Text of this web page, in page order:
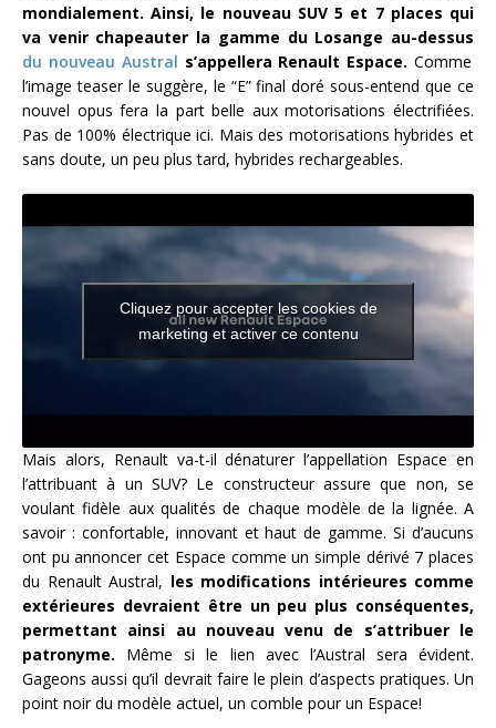
mondialement. Ainsi, le nouveau SUV 5 et 7 places qui
va venir chapeauter la gamme du Losange au-dessus
du nouveau Austral s’appellera Renault Espace. Comme
l’image teaser le suggère, le “E” final doré sous-entend que ce
nouvel opus fera la part belle aux motorisations électrifiées.
Pas de 100% électrique ici. Mais des motorisations hybrides et
sans doute, un peu plus tard, hybrides rechargeables.
Cliquez pour accepter les cookies de
marketing et activer ce contenu
Mais alors, Renault va-t-il dénaturer l’appellation Espace en
l’attribuant à un SUV? Le constructeur assure que non, se
voulant fidèle aux qualités de chaque modèle de la lignée. A
savoir : confortable, innovant et haut de gamme. Si d’aucuns
ont pu annoncer cet Espace comme un simple dérivé 7 places
du Renault Austral, les modifications intérieures comme
extérieures devraient être un peu plus conséquentes,
permettant ainsi au nouveau venu de s’attribuer le
patronyme. Même si le lien avec l’Austral sera évident.
Gageons aussi qu’il devrait faire le plein d’aspects pratiques. Un
point noir du modèle actuel, un comble pour un Espace!